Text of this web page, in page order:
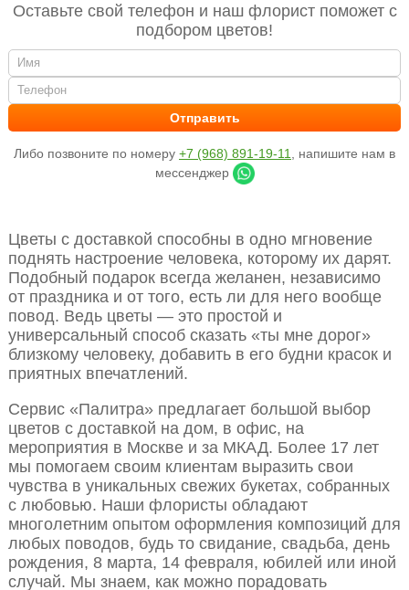
Оставьте свой телефон и наш флорист поможет с
подбором цветов!
Либо позвоните по номеру +7 (968) 891-19-11
, напишите нам в
мессенджер
Цветы с доставкой способны в одно мгновение
поднять настроение человека, которому их дарят.
Подобный подарок всегда желанен, независимо
от праздника и от того, есть ли для него вообще
повод. Ведь цветы — это простой и
универсальный способ сказать «ты мне дорог»
близкому человеку, добавить в его будни красок и
приятных впечатлений.
Сервис «Палитра» предлагает большой выбор
цветов с доставкой на дом, в офис, на
мероприятия в Москве и за МКАД. Более 17 лет
мы помогаем своим клиентам выразить свои
чувства в уникальных свежих букетах, собранных
с любовью. Наши флористы обладают
многолетним опытом оформления композиций для
любых поводов, будь то свидание, свадьба, день
рождения, 8 марта, 14 февраля, юбилей или иной
случай. Мы знаем, как можно порадовать